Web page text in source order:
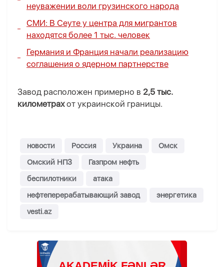
неуважении воли грузинского народа
СМИ: В Сеуте у центра для мигрантов
находятся более 1 тыс. человек
Германия и Франция начали реализацию
соглашения о ядерном партнерстве
Завод расположен примерно в 2,5 тыс.
километрахот украинской границы.
новости Россия Украина
Омск
Омский НПЗ
Газпром нефть
беспилотники
атака
нефтеперерабатывающий завод
энергетика
vesti.az